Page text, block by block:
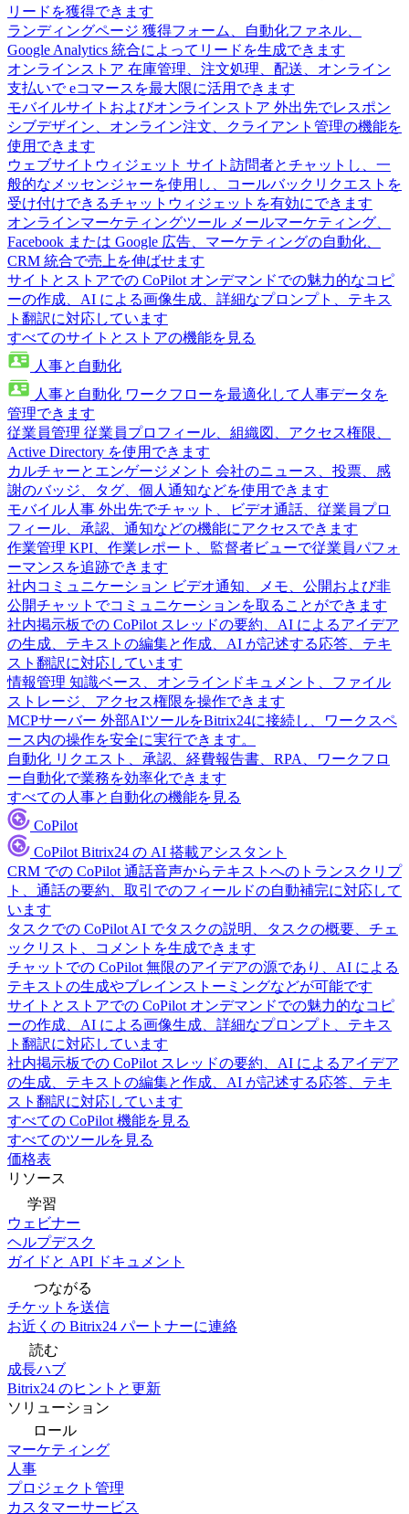
リードを獲得できます
ランディングページ 獲得フォーム、自動化ファネル、
Google Analytics 統合によってリードを生成できます
オンラインストア 在庫管理、注文処理、配送、オンライン
支払いで eコマースを最大限に活用できます
モバイルサイトおよびオンラインストア 外出先でレスポン
シブデザイン、オンライン注文、クライアント管理の機能を
使用できます
ウェブサイトウィジェット サイト訪問者とチャットし、一
般的なメッセンジャーを使用し、コールバックリクエストを
受け付けできるチャットウィジェットを有効にできます
オンラインマーケティングツール メールマーケティング、
Facebook または Google 広告、マーケティングの自動化、
CRM 統合で売上を伸ばせます
サイトとストアでの CoPilot オンデマンドでの魅力的なコピ
ーの作成、AI による画像生成、詳細なプロンプト、テキス
ト翻訳に対応しています
すべてのサイトとストアの機能を見る
人事と自動化
人事と自動化 ワークフローを最適化して人事データを
管理できます
従業員管理 従業員プロフィール、組織図、アクセス権限、
Active Directory を使用できます
カルチャーとエンゲージメント 会社のニュース、投票、感
謝のバッジ、タグ、個人通知などを使用できます
モバイル人事 外出先でチャット、ビデオ通話、従業員プロ
フィール、承認、通知などの機能にアクセスできます
作業管理 KPI、作業レポート、監督者ビューで従業員パフォ
ーマンスを追跡できます
社内コミュニケーション ビデオ通知、メモ、公開および非
公開チャットでコミュニケーションを取ることができます
社内掲示板での CoPilot スレッドの要約、AI によるアイデア
の生成、テキストの編集と作成、AI が記述する応答、テキ
スト翻訳に対応しています
情報管理 知識ベース、オンラインドキュメント、ファイル
ストレージ、アクセス権限を操作できます
MCPサーバー 外部AIツールをBitrix24に接続し、ワークスペ
ース内の操作を安全に実行できます。
自動化 リクエスト、承認、経費報告書、RPA、ワークフロ
ー自動化で業務を効率化できます
すべての人事と自動化の機能を見る
CoPilot
CoPilot Bitrix24 の AI 搭載アシスタント
CRM での CoPilot 通話音声からテキストへのトランスクリプ
ト、通話の要約、取引でのフィールドの自動補完に対応して
います
タスクでの CoPilot AI でタスクの説明、タスクの概要、チェ
ックリスト、コメントを生成できます
チャットでの CoPilot 無限のアイデアの源であり、AI による
テキストの生成やブレインストーミングなどが可能です
サイトとストアでの CoPilot オンデマンドでの魅力的なコピ
ーの作成、AI による画像生成、詳細なプロンプト、テキス
ト翻訳に対応しています
社内掲示板での CoPilot スレッドの要約、AI によるアイデア
の生成、テキストの編集と作成、AI が記述する応答、テキ
スト翻訳に対応しています
すべての CoPilot 機能を見る
すべてのツールを見る
価格表
リソース
学習
ウェビナー
ヘルプデスク
ガイドと API ドキュメント
つながる
チケットを送信
お近くの Bitrix24 パートナーに連絡
読む
成長ハブ
Bitrix24 のヒントと更新
ソリューション
ロール
マーケティング
人事
プロジェクト管理
カスタマーサービス